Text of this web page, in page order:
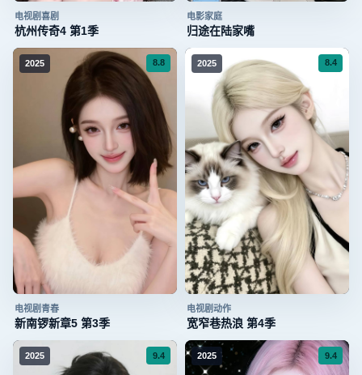
电视剧喜剧
杭州传奇4 第1季
电影家庭
归途在陆家嘴
2025 8.8
电视剧青春
新南锣新章5 第3季
2025 8.4
电视剧动作
宽窄巷热浪 第4季
2025 9.4 2025 9.4